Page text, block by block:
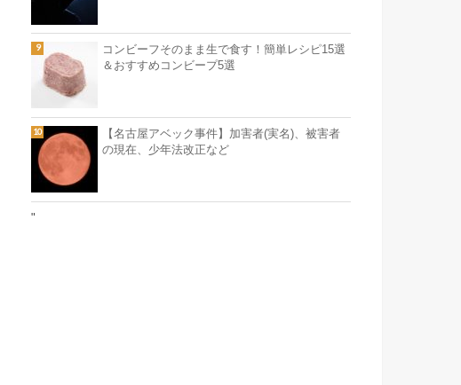
コンビーフそのまま生で食す！簡単レシピ15選
＆おすすめコンビープ5選
【名古屋アベック事件】加害者(実名)、被害者
の現在、少年法改正など
"